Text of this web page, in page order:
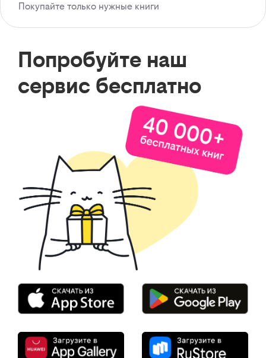
Покупайте только нужные книги
Попробуйте наш
сервис бесплатно